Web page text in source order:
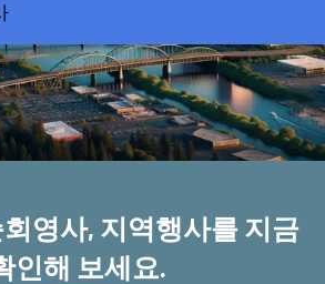
레곤한인회!
영사, 지역행사를 지금
인해 보세요.